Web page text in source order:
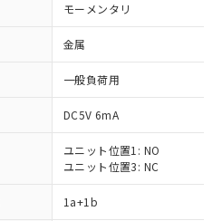
モーメンタリ
金属
一般負荷用
DC5V 6mA
ユニット位置1: NO
ユニット位置3: NC
1a+1b